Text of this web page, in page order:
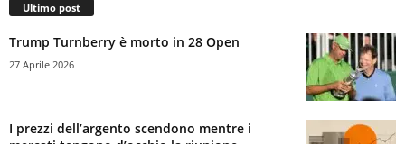
Ultimo post
Trump Turnberry è morto in 28 Open
27 Aprile 2026
I prezzi dell’argento scendono mentre i